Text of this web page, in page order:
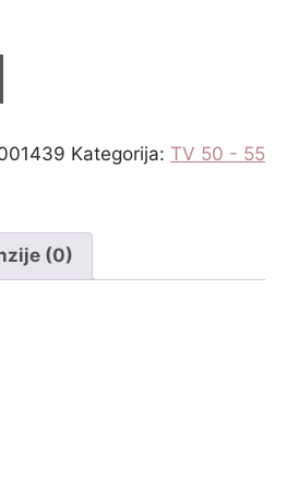
Kategorija: TV 50 - 55
(0)